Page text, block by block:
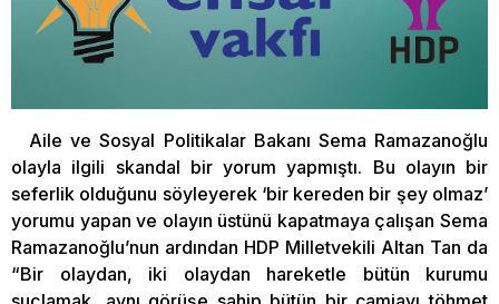
Aile ve Sosyal Politikalar Bakanı Sema Ramazanoğlu
olayla ilgili skandal bir yorum yapmıştı. Bu olayın bir
seferlik olduğunu söyleyerek ‘bir kereden bir şey olmaz’
yorumu yapan ve olayın üstünü kapatmaya çalışan Sema
Ramazanoğlu’nun ardından HDP Milletvekili Altan Tan da
“Bir olaydan, iki olaydan hareketle bütün kurumu